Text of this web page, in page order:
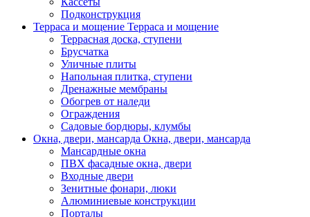
Подконструкция
Терраса и мощение Терраса и мощение
Террасная доска, ступени
Брусчатка
Уличные плиты
Напольная плитка, ступени
Дренажные мембраны
Обогрев от наледи
Ограждения
Садовые бордюры, клумбы
Окна, двери, мансарда Окна, двери, мансарда
Мансардные окна
ПВХ фасадные окна, двери
Входные двери
Зенитные фонари, люки
Алюминиевые конструкции
Порталы